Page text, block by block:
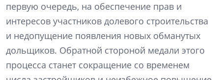
первую очередь, на обеспечение прав и
интересов участников долевого строительства
и недопущение появления новых обманутых
дольщиков. Обратной стороной медали этого
процесса станет сокращение со временем